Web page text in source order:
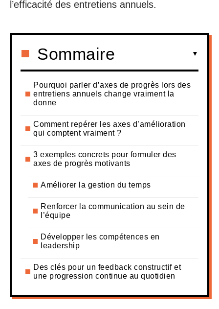
l’efficacité des entretiens annuels.
Sommaire
Pourquoi parler d’axes de progrès lors des
entretiens annuels change vraiment la
donne
Comment repérer les axes d’amélioration
qui comptent vraiment ?
3 exemples concrets pour formuler des
axes de progrès motivants
Améliorer la gestion du temps
Renforcer la communication au sein de
l’équipe
Développer les compétences en
leadership
Des clés pour un feedback constructif et
une progression continue au quotidien